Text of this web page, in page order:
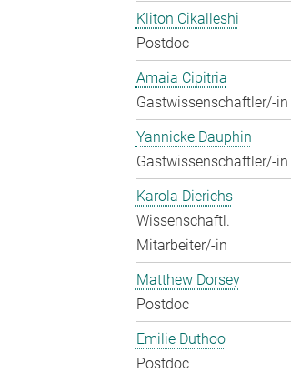
Kliton Cikalleshi
Postdoc
Amaia Cipitria
Gastwissenschaftler/-in
Yannicke Dauphin
Gastwissenschaftler/-in
Karola Dierichs
Wissenschaftl.
Mitarbeiter/-in
Matthew Dorsey
Postdoc
Emilie Duthoo
Postdoc